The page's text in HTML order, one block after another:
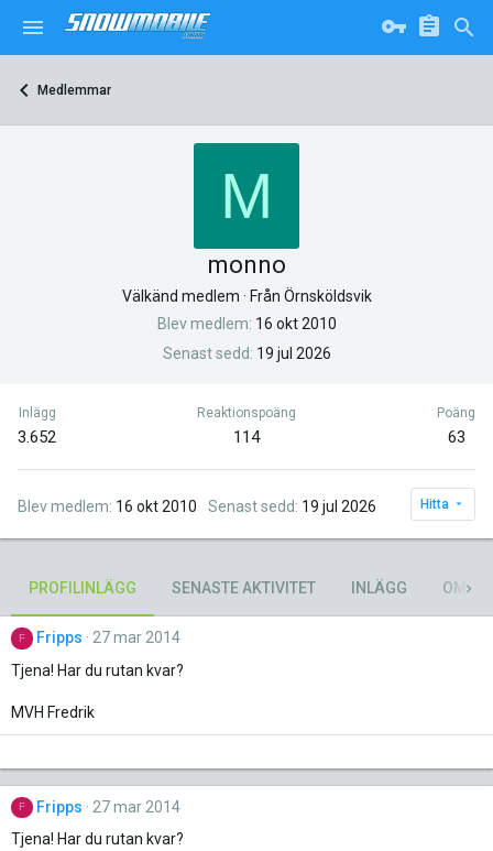
Medlemmar
M
monno
Välkänd medlem · Från Örnsköldsvik
Blev medlem 16 okt 2010
Senast sedd 19 jul 2026
Inlägg
3.652
Reaktionspoäng
114
Poäng
63
Blev medlem 16 okt 2010 Senast sedd 19 jul 2026 Hitta
PROFILINLÄGG SENASTE AKTIVITET INLÄGG OM
F Fripps
27 mar 2014
Tjena! Har du rutan kvar?
MVH Fredrik
F Fripps
27 mar 2014
Tjena! Har du rutan kvar?